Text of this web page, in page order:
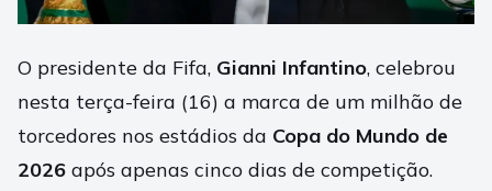
O presidente da Fifa, Gianni Infantino, celebrou
nesta terça-feira (16) a marca de um milhão de
torcedores nos estádios da Copa do Mundo de
2026 após apenas cinco dias de competição.